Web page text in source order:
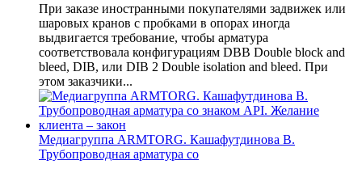
При заказе иностранными покупателями задвижек или
шаровых кранов с пробками в опорах иногда
выдвигается требование, чтобы арматура
соответствовала конфигурациям DBB Double block and
bleed, DIB, или DIB 2 Double isolation and bleed. При
этом заказчики...
Медиагруппа ARMTORG. Кашафутдинова В.
Трубопроводная арматура со